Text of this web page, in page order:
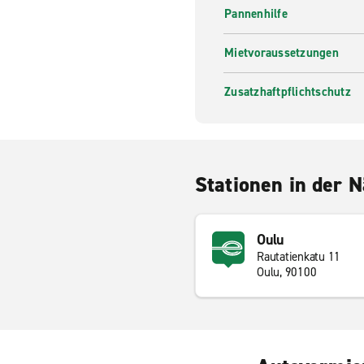
Pannenhilfe
Mietvoraussetzungen
Zusatzhaftpflichtschutz
Stationen in der
Oulu
Rautatienkatu 11
Oulu, 90100